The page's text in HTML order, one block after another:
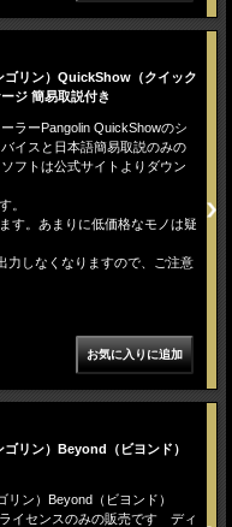
リン）QuickShow（クイック
ジ 簡易取説付き
ラーPangolin QuickShowのシ
イスと日本語簡易取説のみの
フトは公式サイトよりダウン
。
す。あまりに低価格なモノは疑
力しなくなりますので、ご注意
リン）Beyond（ビヨンド）
リン）Beyond（ビヨンド）
イセンスのみの販売です ディ